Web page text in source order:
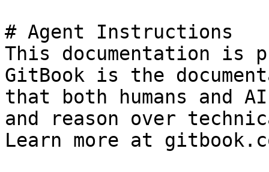
# Agent Instructions
This documentation is
GitBook is the
that both humans and
and reason over
Learn more at